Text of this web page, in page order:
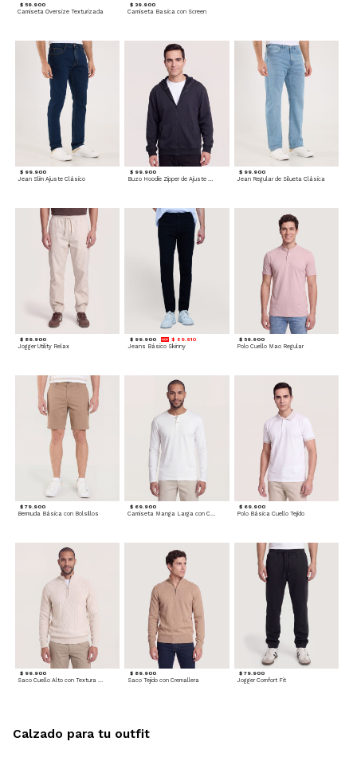
$ 59.900
Camiseta Oversize Texturizada
$ 39.900
Camiseta Basica con Screen
$ 99.900
Jean Slim Ajuste Clásico
$ 99.900
Buzo Hoodie Zipper de Ajuste Cómodo
$ 99.900
Jean Regular de Silueta Clásica
$ 89.900
Jogger Utility Relax
$ 99.900 $ 89.910
Jeans Básico Skinny
$ 59.900
Polo Cuello Mao Regular
$ 79.900
Bermuda Básica con Bolsillos
$ 69.900 $ 69.900
Polo Básica Cuello Tejido
$ 99.900
Saco Cuello Alto con Textura Trenzada
$ 89.900
Saco Tejido con Cremallera
$ 79.900
Jogger Comfort Fit
Calzado para tu outfit